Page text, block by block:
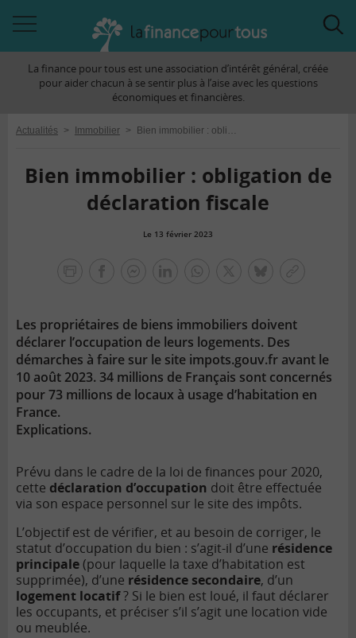
àLa finance pour tous est une association d’intérêt général, créée
pour aider chacun à se sentir plus à l’aise avec les questions
économiques et financières.
Actualités > Immobilier > Bien immobilier : obligation de déclaration fiscale
Bien immobilier : obligation de
déclaration fiscale
Le 13 février 2023
Les propriétaires de biens immobiliers doivent
déclarer l’occupation de leurs logements. Des
démarches à faire sur le site impots.gouv.fr avant le
10 août 2023. 34 millions de Français sont concernés
pour 73 millions de locaux à usage d’habitation en
France.
Explications.
Prévu dans le cadre de la loi de finances pour 2020,
cette déclaration d’occupation doit être effectuée
via son espace personnel sur le site des impôts.
L’objectif est de vérifier, et au besoin de corriger, le
statut d’occupation du bien : s’agit-il d’une résidence
principale(pour laquelle la taxe d’habitation est
supprimée), d’une résidence secondaire, d’un
logement locatif? Si le bien est loué, il faut déclarer
les occupants, et préciser s’il s’agit une location vide
ou meublée.